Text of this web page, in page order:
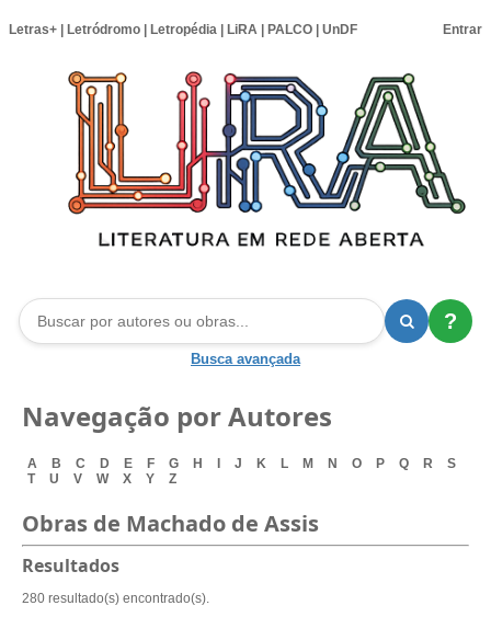
Letras+ Letródromo Letropédia LiRA PALCO UnDF Entrar
?
Busca avançada
Navegação por Autores
A B C D E F G H J K L M N O P Q R
S
T
U V W X Y Z
Obras de Machado de Assis
Resultados
280 resultado(s) encontrado(s).